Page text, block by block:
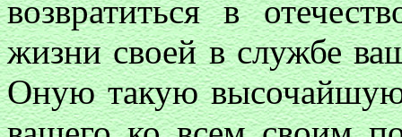
возвратиться в
жизни своей в службе
Оную такую высочайшую